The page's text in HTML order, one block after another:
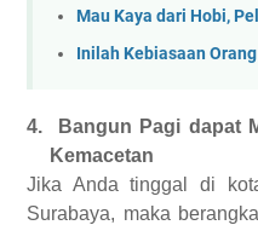
Mau Kaya dari Hobi,
Inilah Kebiasaan
4.
Bangun Pagi dapat
Kemacetan
Jika Anda tinggal di
Surabaya, maka